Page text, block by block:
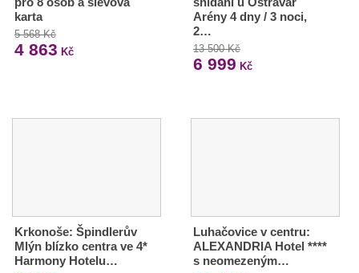
karta
5 568 Kč
4 863 Kč
Arény 4 dny / 3 noci,
2…
13 500 Kč
6 999 Kč
Krkonoše: Špindlerův
Mlýn blízko centra ve 4*
Harmony Hotelu…
Luhačovice v centru:
ALEXANDRIA Hotel ****
s neomezeným…